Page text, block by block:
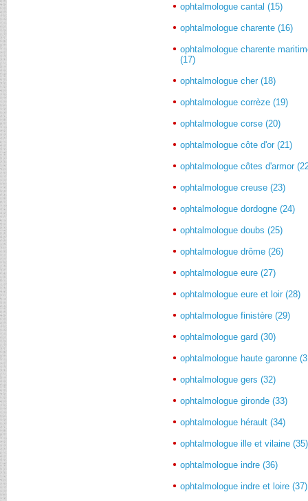
ophtalmologue cantal (15)
ophtalmologue charente (16)
ophtalmologue charente
(17)
ophtalmologue cher (18)
ophtalmologue corrèze (19)
ophtalmologue corse (20)
ophtalmologue côte d'or (21)
ophtalmologue côtes d'armor
ophtalmologue creuse (23)
ophtalmologue dordogne (24)
ophtalmologue doubs (25)
ophtalmologue drôme (26)
ophtalmologue eure (27)
ophtalmologue eure et loir (28)
ophtalmologue finistère (29)
ophtalmologue gard (30)
ophtalmologue haute garonne
ophtalmologue gers (32)
ophtalmologue gironde (33)
ophtalmologue hérault (34)
ophtalmologue ille et vilaine (35)
ophtalmologue indre (36)
ophtalmologue indre et loire (37)